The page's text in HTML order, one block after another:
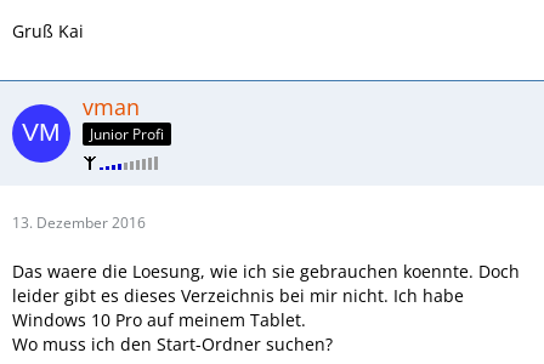
Gruß Kai
vman
Junior Profi
13. Dezember 2016
Das waere die Loesung, wie ich sie gebrauchen koennte. Doch
leider gibt es dieses Verzeichnis bei mir nicht. Ich habe
Windows 10 Pro auf meinem Tablet.
Wo muss ich den Start-Ordner suchen?